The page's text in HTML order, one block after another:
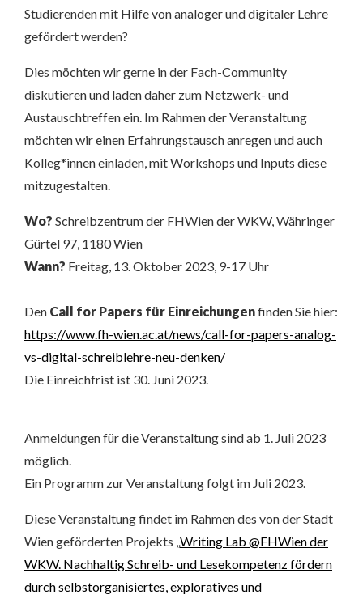
Studierenden mit Hilfe von analoger und digitaler Lehre
gefördert werden?
Dies möchten wir gerne in der Fach-Community
diskutieren und laden daher zum Netzwerk- und
Austauschtreffen ein. Im Rahmen der Veranstaltung
möchten wir einen Erfahrungstausch anregen und auch
Kolleg*innen einladen, mit Workshops und Inputs diese
mitzugestalten.
Wo? Schreibzentrum der FHWien der WKW, Währinger
Gürtel 97, 1180 Wien
Wann? Freitag, 13. Oktober 2023, 9-17 Uhr
Den Call for Papers für Einreichungenfinden Sie hier:
https://www.fh-wien.ac.at/news/call-for-papers-analog-
vs-digital-schreiblehre-neu-denken/
Die Einreichfrist ist 30. Juni 2023.
Anmeldungen für die Veranstaltung sind ab 1. Juli 2023
möglich.
Ein Programm zur Veranstaltung folgt im Juli 2023.
Diese Veranstaltung findet im Rahmen des von der Stadt
Wien geförderten Projekts „Writing Lab @FHWien der
WKW. Nachhaltig Schreib- und Lesekompetenz fördern
durch selbstorganisiertes, exploratives und